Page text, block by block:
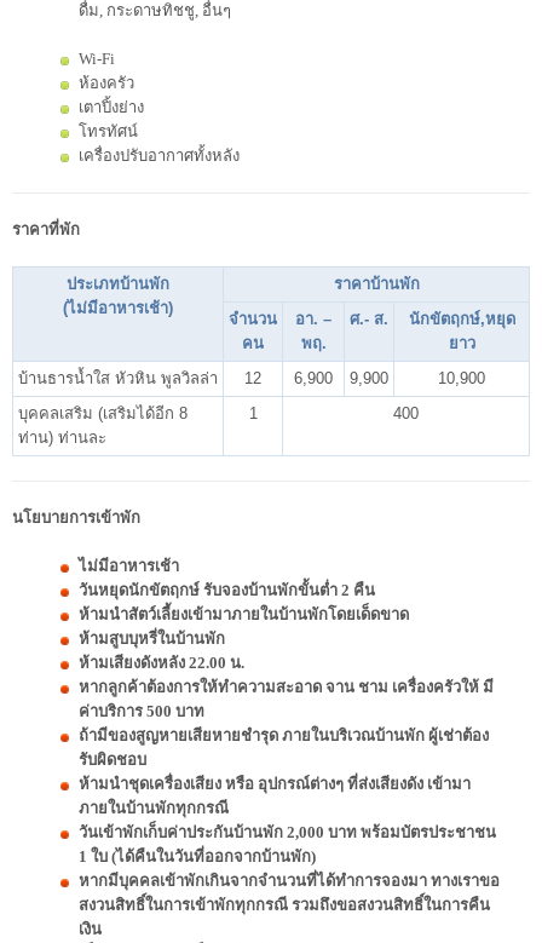
ดื่ม, กระดาษทิชชู, อื่นๆ
Wi-Fi
ห้องครัว
เตาปิ้งย่าง
โทรทัศน์
เครื่องปรับอากาศทั้งหลัง
ราคาที่พัก
ประเภทบ้านพัก
(ไม่มีอาหารเช้า)
ราคาบ้านพัก
จำนวน
คน
อา. –
พฤ.
ศ.- ส.
นักขัตฤกษ์,หยุด
ยาว
บ้านธารน้ำใส หัวหิน พูลวิลล่า
12 6,900 9,900
10,900
บุคคลเสริม (เสริมได้อีก 8
ท่าน) ท่านละ
1 400
นโยบายการเข้าพัก
ไม่มีอาหารเช้า
วันหยุดนักขัตฤกษ์ รับจองบ้านพักขั้นต่ำ 2 คืน
ห้ามนำสัตว์เลี้ยงเข้ามาภายในบ้านพักโดยเด็ดขาด
ห้ามสูบบุหรี่ในบ้านพัก
ห้ามเสียงดังหลัง 22.00 น.
หากลูกค้าต้องการให้ทำความสะอาด จาน ชาม เครื่องครัวให้ มี
ค่าบริการ 500 บาท
ถ้ามีของสูญหายเสียหายชำรุด ภายในบริเวณบ้านพัก ผู้เช่าต้อง
รับผิดชอบ
ห้ามนำชุดเครื่องเสียง หรือ อุปกรณ์ต่างๆ ที่ส่งเสียงดัง เข้ามา
ภายในบ้านพักทุกกรณี
วันเข้าพักเก็บค่าประกันบ้านพัก 2,000 บาท พร้อมบัตรประชาชน
1 ใบ (ได้คืนในวันที่ออกจากบ้านพัก)
หากมีบุคคลเข้าพักเกินจากจำนวนที่ได้ทำการจองมา ทางเราขอ
สงวนสิทธิ์ในการเข้าพักทุกกรณี รวมถึงขอสงวนสิทธิ์ในการคืน
เงิน